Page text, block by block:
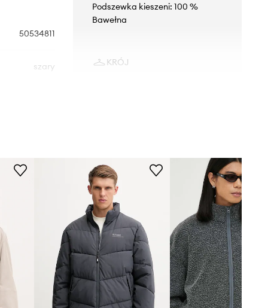
50534811
szary
Podszewka kieszeni: 100 %
Bawełna
KRÓJ
Model ze zdjęcia ma 186 cm
wzrostu i ma na sobie rozmiar M.
Rozmiarówka standardowa
Zalecamy wybór rozmiaru, jaki nosisz
zazwyczaj.
Tabela rozmiarów